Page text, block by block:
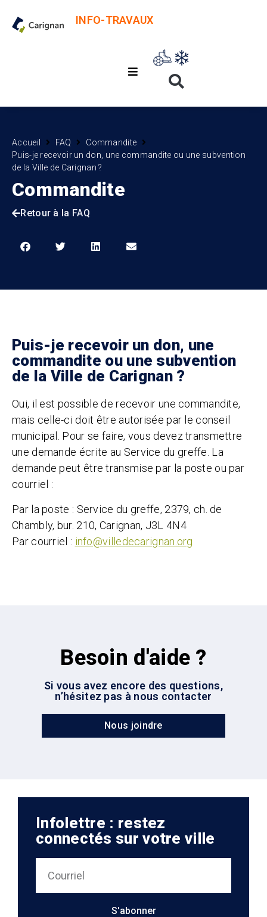
INFO-TRAVAUX
Accueil FAQ
Commandite
Puis-je recevoir un don, une commandite ou une subvention
de la Ville de Carignan ?
Commandite
Retour à la FAQ
Puis-je recevoir un don, une
commandite ou une subvention
de la Ville de Carignan ?
Oui, il est possible de recevoir une commandite,
mais celle-ci doit être autorisée par le conseil
municipal. Pour se faire, vous devez transmettre
une demande écrite au Service du greffe. La
demande peut être transmise par la poste ou par
courriel :
Par la poste : Service du greffe, 2379, ch. de
Chambly, bur. 210, Carignan, J3L 4N4
Par courriel : info@villedecarignan.org
Besoin d'aide ?
Si vous avez encore des questions,
n’hésitez pas à nous contacter
Nous joindre
Infolettre : restez
connectés sur votre ville
S'abonner